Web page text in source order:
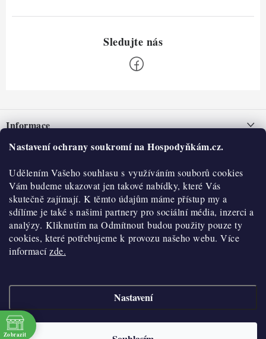
Nastavení ochrany soukromí na Hospodyňkám.cz.
Udělením Vašeho souhlasu s využíváním souborů cookies
Vám budeme ukazovat jen takové nabídky, které Vás
skutečně zajímají. K těmto údajům máme přístup my a
sdílíme je také s našimi partnery pro sociální média, inzerci a
analýzy. Kliknutím na Odmítnout budou použity pouze ty
cookies, které potřebujeme k provozu našeho webu. Více
informacízde.
Nastavení
pInformace
Nepřevzetí zásilky na dobírku
Obchodní podmínky
Hodnocení obchodu
Blog
Moje objednávka
O nás
Historie
Kontakty
O nákupu
Reklamace a vratky
Výdejní místa
Velkoobchod
Copyright 2026
cookies
Zobrazit